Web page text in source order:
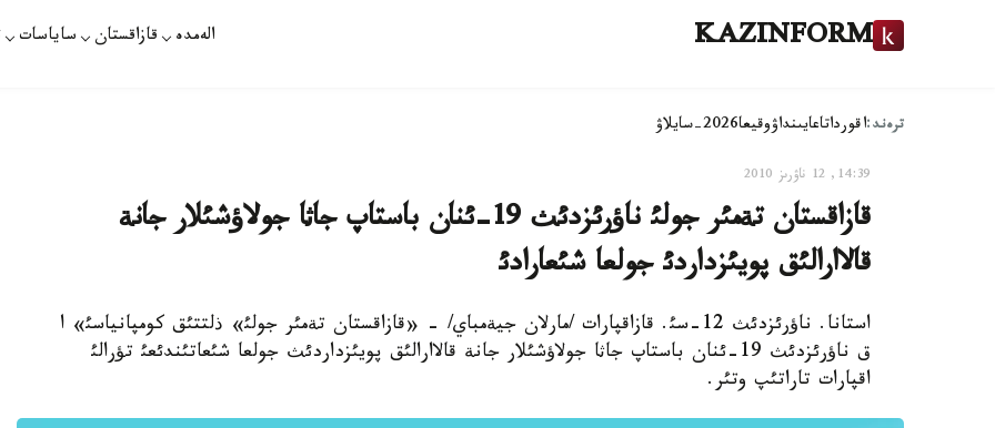
KAZINFORM الەمدە قازاقستان ساياسات
ترەند:اقورداتاعايىنداۋوقيعا2026-سايلاۋ
14:39, 12 ناۋرىز 2010
قازاقستان تةمئر جولئ ناؤرئزدئث 19-ئنان باستاپ جاثا جولاؤشئلار جانة
قالاارالئق پويئزداردئ جولعا شئعارادئ
استانا. ناؤرئزدئث 12-سئ. قازاقپارات /مارلان جيةمباي/ - «قازاقستان تةمئر جولئ» ذلتتئق كومپانياسئ» ا
ق ناؤرئزدئث 19-ئنان باستاپ جاثا جولاؤشئلار جانة قالاارالئق پويئزداردئث جولعا شئعاتئندئعئ تؤرالئ
اقپارات تاراتئپ وتئر.